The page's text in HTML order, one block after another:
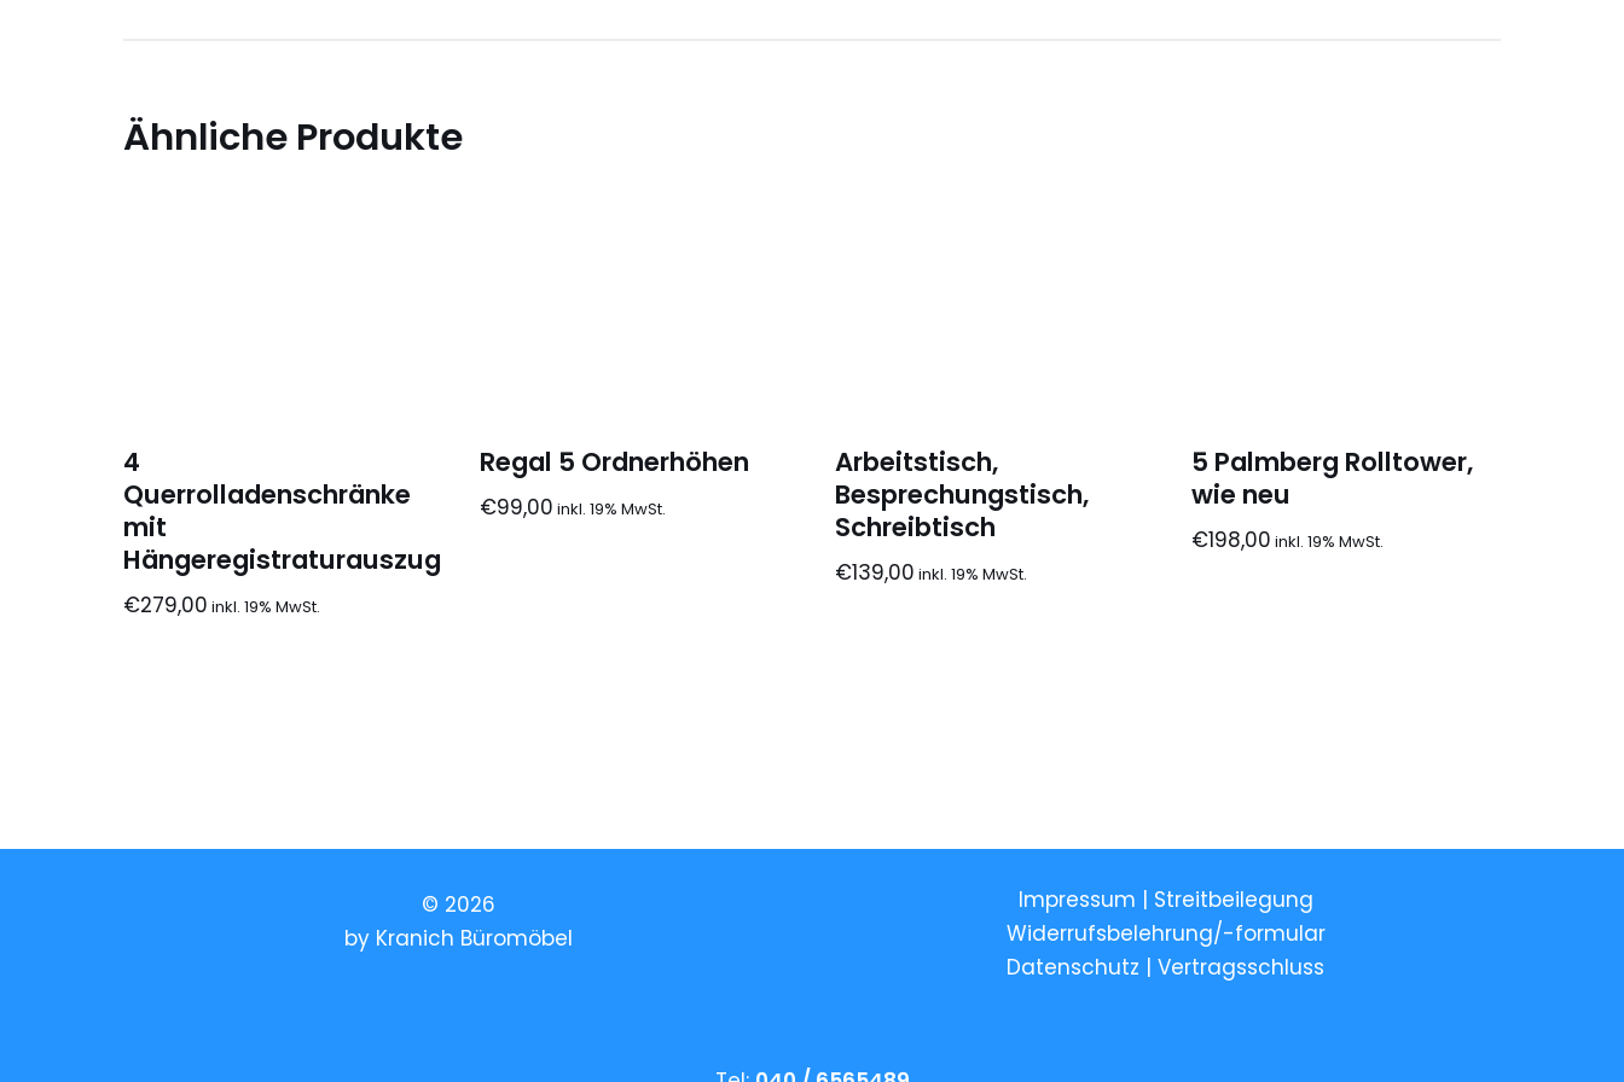
Ähnliche Produkte
4
Querrolladenschränke
mit
Hängeregistraturauszug
€279,00
Regal 5 Ordnerhöhen
€99,00
Arbeitstisch,
Besprechungstisch,
Schreibtisch
€139,00
5 Palmberg Rolltower,
wie neu
€198,00
© 2026
by Kranich Büromöbel
Impressum | Streitbeilegung
Widerrufsbelehrung/-formular
Datenschutz | Vertragsschluss